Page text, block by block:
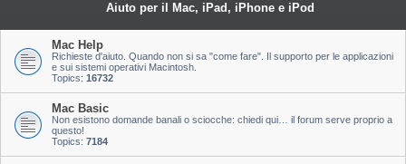
Aiuto per il Mac, iPad, iPhone e iPod
Mac Help
Richieste d'aiuto. Quando non si sa "come fare". Il supporto per le applicazioni
e sui sistemi operativi Macintosh.
Topics: 16732
Mac Basic
Non esistono domande banali o sciocche: chiedi qui… il forum serve proprio a
questo!
Topics: 7184